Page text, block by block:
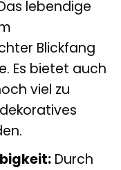
lebendige
Blickfang
Es bietet auch
viel zu
Durch